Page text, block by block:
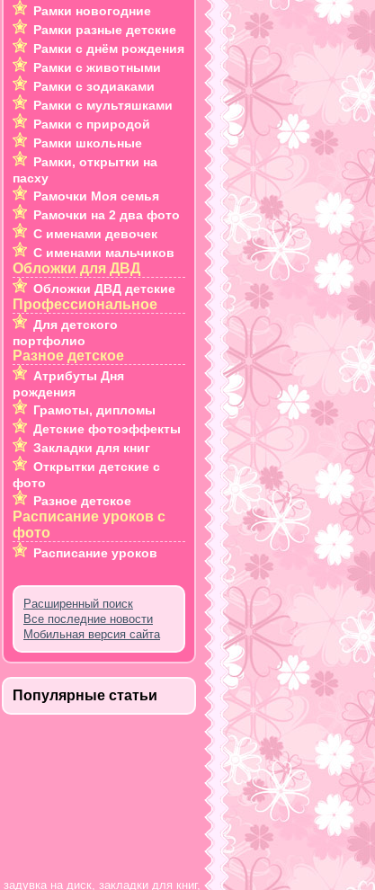
Рамки новогодние
Рамки разные детские
Рамки с днём рождения
Рамки с животными
Рамки с зодиаками
Рамки с мультяшками
Рамки с природой
Рамки школьные
Рамки, открытки на
пасху
Рамочки Моя семья
Рамочки на 2 два фото
С именами девочек
С именами мальчиков
Обложки для ДВД
Обложки ДВД детские
Профессиональное
Для детского
портфолио
Разное детское
Атрибуты Дня
рождения
Грамоты, дипломы
Детские фотоэффекты
Закладки для книг
Открытки детские с
фото
Разное детское
Расписание уроков с
фото
Расписание уроков
Расширенный поиск
Все последние новости
Мобильная версия сайта
Популярные статьи
задувка на диск, закладки для книг,